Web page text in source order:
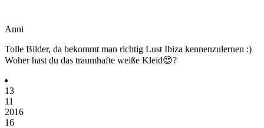
Anni
Tolle Bilder, da bekommt man richtig Lust Ibiza kennenzulernen :)
Woher hast du das traumhafte weiße Kleid😍?
13
11
2016
16